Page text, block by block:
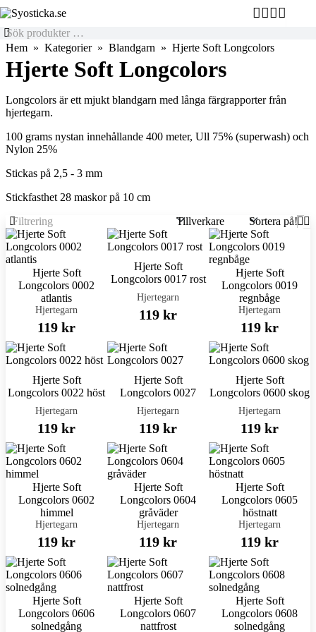
Hem Kategorier Blandgarn Hjerte Soft Longcolors
Hjerte Soft Longcolors
Longcolors är ett mjukt blandgarn med långa färgrapporter från
hjertegarn.
100 grams nystan innehållande 400 meter, Ull 75% (superwash) och
Nylon 25%
Stickas på 2,5 - 3 mm
Stickfasthet 28 maskor på 10 cm
Tillverkare
Sortera på!
Hjerte Soft
Longcolors 0002
atlantis
Hjertegarn
119 kr
Hjerte Soft
Longcolors 0017 rost
Hjertegarn
119 kr
Hjerte Soft
Longcolors 0019
regnbåge
Hjertegarn
119 kr
Hjerte Soft
Longcolors 0022 höst
Hjertegarn
119 kr
Hjerte Soft
Longcolors 0027
Hjertegarn
119 kr
Hjerte Soft
Longcolors 0600 skog
Hjertegarn
119 kr
Hjerte Soft
Longcolors 0602
himmel
Hjertegarn
119 kr
Hjerte Soft
Longcolors 0604
gråväder
Hjertegarn
119 kr
Hjerte Soft
Longcolors 0605
höstnatt
Hjertegarn
119 kr
Hjerte Soft
Longcolors 0606
solnedgång
Hjerte Soft
Longcolors 0607
nattfrost
Hjerte Soft
Longcolors 0608
solnedgång